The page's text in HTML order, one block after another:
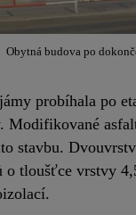
Obytná budova po
probíhala po
stavbu.
o tloušťce vrstvy